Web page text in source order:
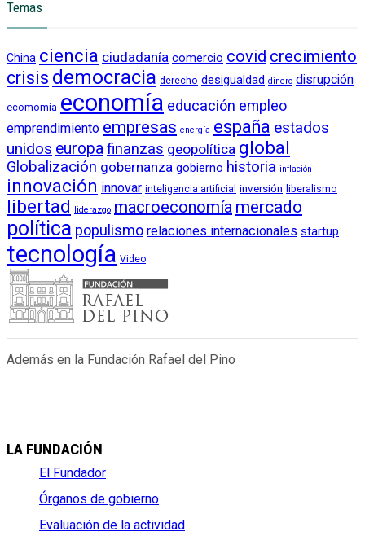
Temas
China ciencia ciudadanía comercio covid crecimiento
crisis democracia derecho desigualdad dinero disrupción
ecomomía economía educación empleo
emprendimiento empresas energía españa estados
unidos europafinanzas geopolítica global
Globalización gobernanza gobierno historia inflación
innovación innovar inteligencia artificial inversión liberalismo
libertad liderazgo macroeconomía mercado
política populismo relaciones internacionales startup
tecnología Video
Además en la Fundación Rafael del Pino
LA FUNDACIÓN
El Fundador
Órganos de gobierno
Evaluación de la actividad